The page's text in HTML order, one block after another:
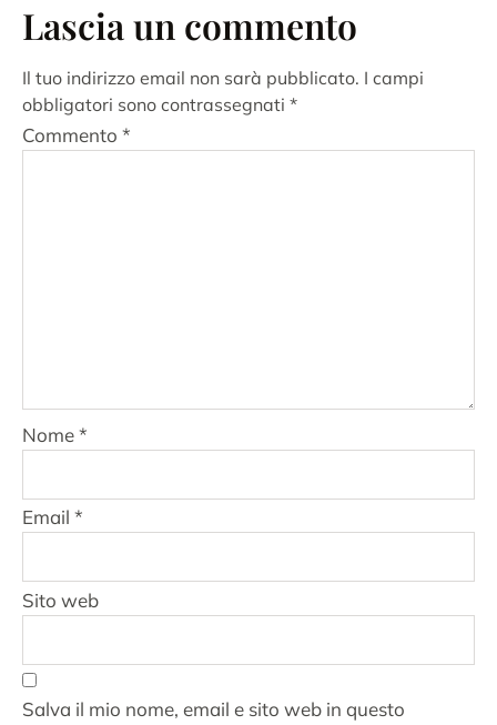
Lascia un commento
Il tuo indirizzo email non sarà pubblicato. I campi
obbligatori sono contrassegnati *
Commento *
Nome*
Email *
Sito web
Salva il mio nome, email e sito web in questo